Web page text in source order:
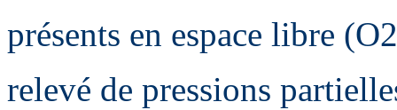
présents en espace libre
relevé de pressions